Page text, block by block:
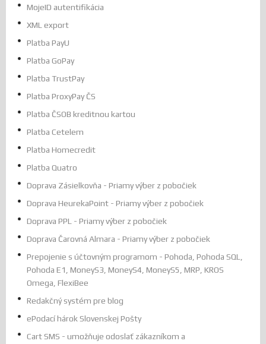
MojeID autentifikácia
XML export
Platba PayU
Platba GoPay
Platba TrustPay
Platba ProxyPay ČS
Platba ČSOB kreditnou kartou
Platba Cetelem
Platba Homecredit
Platba Quatro
Doprava Zásielkovňa - Priamy výber z pobočiek
Doprava HeurekaPoint - Priamy výber z pobočiek
Doprava PPL - Priamy výber z pobočiek
Doprava Čarovná Almara - Priamy výber z pobočiek
Prepojenie s účtovným programom - Pohoda, Pohoda SQL,
Pohoda E1, MoneyS3, MoneyS4, MoneyS5, MRP, KROS
Omega, FlexiBee
Redakčný systém pre blog
ePodací hárok Slovenskej Pošty
Cart SMS - umožňuje odoslať zákazníkom a